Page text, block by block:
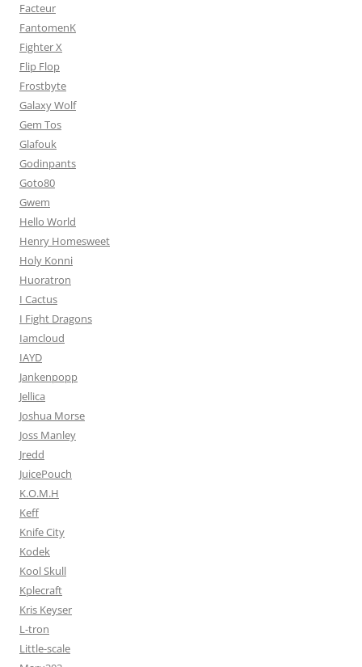
Facteur
FantomenK
Fighter X
Flip Flop
Frostbyte
Galaxy Wolf
Gem Tos
Glafouk
Godinpants
Goto80
Gwem
Hello World
Henry Homesweet
Holy Konni
Huoratron
I Cactus
I Fight Dragons
Iamcloud
IAYD
Jankenpopp
Jellica
Joshua Morse
Joss Manley
Jredd
JuicePouch
K.O.M.H
Keff
Knife City
Kodek
Kool Skull
Kplecraft
Kris Keyser
L-tron
Little-scale